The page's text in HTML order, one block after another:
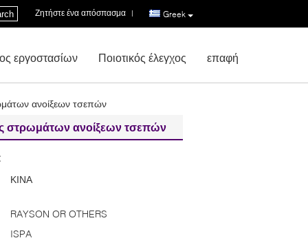
Greek
Ζητήστε ένα απόσπασμα |
εργοστασίων Ποιοτικός έλεγχος επαφή
ανοίξεων τσεπών
στρωμάτων ανοίξεων τσεπών
ΚΙΝΑ
RAYSON OR OTHERS
ISPA